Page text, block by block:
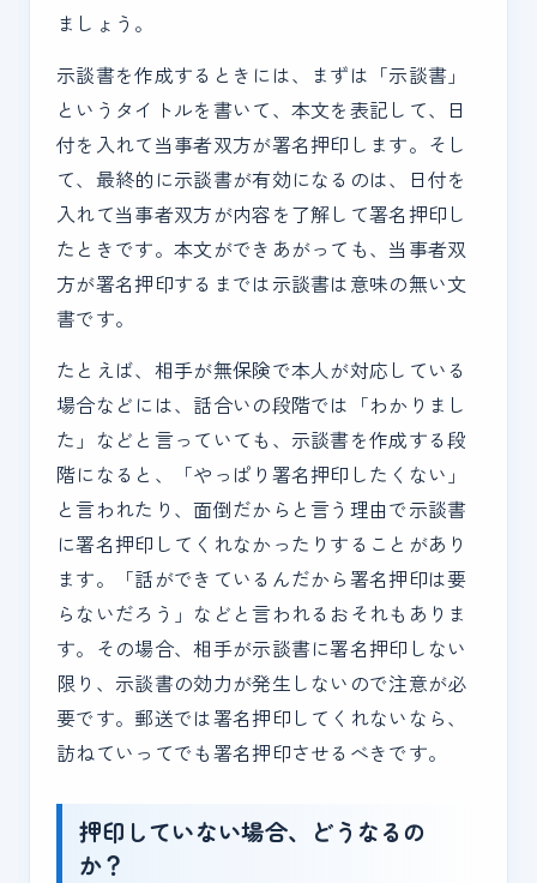
ましょう。
示談書を作成するときには、まずは「示談書」
というタイトルを書いて、本文を表記して、日
付を入れて当事者双方が署名押印します。そし
て、最終的に示談書が有効になるのは、日付を
入れて当事者双方が内容を了解して署名押印し
たときです。本文ができあがっても、当事者双
方が署名押印するまでは示談書は意味の無い文
書です。
たとえば、相手が無保険で本人が対応している
場合などには、話合いの段階では「わかりまし
た」などと言っていても、示談書を作成する段
階になると、「やっぱり署名押印したくない」
と言われたり、面倒だからと言う理由で示談書
に署名押印してくれなかったりすることがあり
ます。「話ができているんだから署名押印は要
らないだろう」などと言われるおそれもありま
す。その場合、相手が示談書に署名押印しない
限り、示談書の効力が発生しないので注意が必
要です。郵送では署名押印してくれないなら、
訪ねていってでも署名押印させるべきです。
押印していない場合、どうなるの
か？